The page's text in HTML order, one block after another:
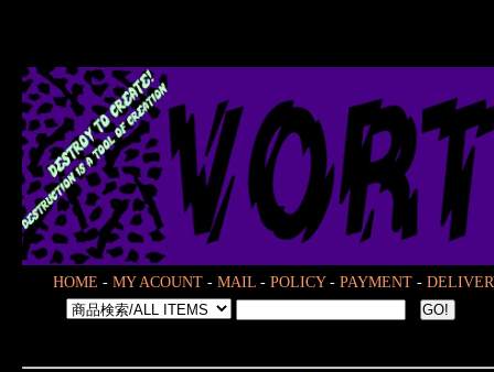
HOME - MY ACOUNT - MAIL - POLICY- PAYMENT -